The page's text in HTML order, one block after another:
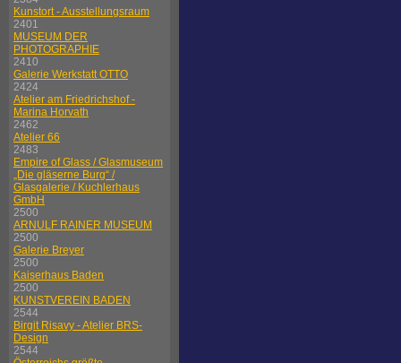
Kunstort - Ausstellungsraum
2401
MUSEUM DER
PHOTOGRAPHIE
2410
Galerie Werkstatt OTTO
2424
Atelier am Friedrichshof -
Marina Horvath
2462
Atelier 66
2483
Empire of Glass / Glasmuseum
„Die gläserne Burg“ /
Glasgalerie / Kuchlerhaus
GmbH
2500
ARNULF RAINER MUSEUM
2500
Galerie Breyer
2500
Kaiserhaus Baden
2500
KUNSTVEREIN BADEN
2544
Birgit Risavy - Atelier BRS-
Design
2544